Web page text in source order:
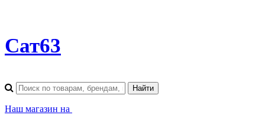
Сат63
Наш магазин на